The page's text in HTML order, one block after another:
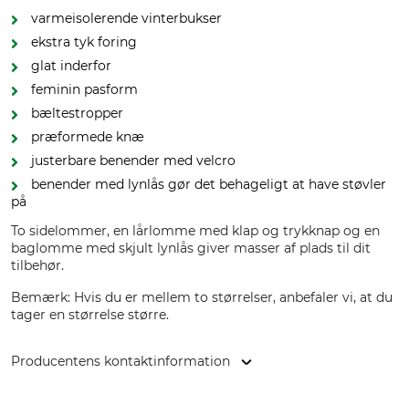
varmeisolerende vinterbukser
ekstra tyk foring
glat inderfor
feminin pasform
bæltestropper
præformede knæ
justerbare benender med velcro
benender med lynlås gør det behageligt at have støvler
på
To sidelommer, en lårlomme med klap og trykknap og en
baglomme med skjult lynlås giver masser af plads til dit
tilbehør.
Bemærk: Hvis du er mellem to størrelser, anbefaler vi, at du
tager en størrelse større.
Producentens kontaktinformation